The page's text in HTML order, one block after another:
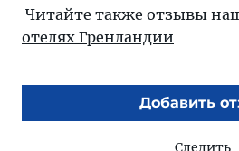
Читайте также отзывы
отелях Гренландии
Добавить
Следить